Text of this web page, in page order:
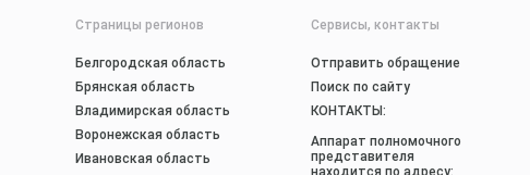
Страницы регионов
Белгородская область
Брянская область
Владимирская область
Воронежская область
Ивановская область
Сервисы, контакты
Отправить обращение
Поиск по сайту
КОНТАКТЫ:
Аппарат полномочного
представителя
находится по адресу: